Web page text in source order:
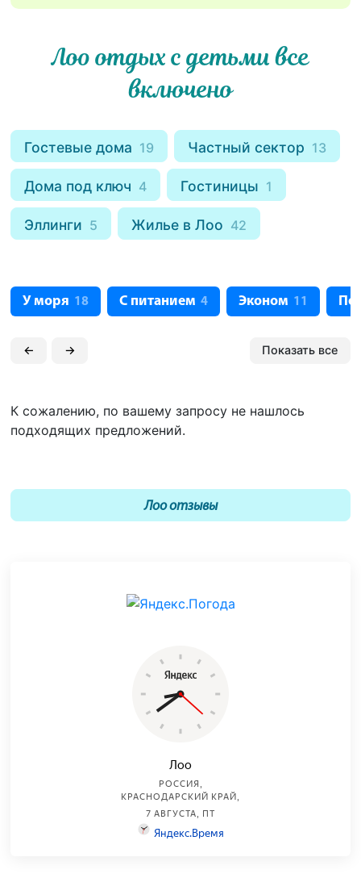
Лоо отдых с детьми все
включено
Гостевые дома 19 Частный сектор 13
Дома под ключ 4 Гостиницы 1
Эллинги 5 Жилье в Лоо 42
У моря 18 С питанием 4 Эконом 11
← → Показать все
К сожалению, по вашему запросу не нашлось
подходящих предложений.
Лоо отзывы